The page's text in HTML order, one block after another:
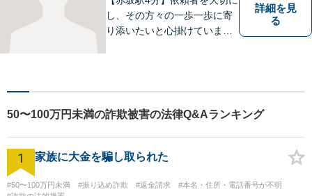
し、その方々の一歩一歩に寄
り添いたいと心掛けていま
とを大切にし、依頼者が心か
ら納得できる法的サービスを
提供してまいります。
詳細を見
る
50〜100万円未満の詐欺被害の法律Q&Aランキング
1 家族に大金を騙し取られた
#50〜100万円未満 #振り込め詐欺 #返金請求
#本名・住所・電話番号が不明